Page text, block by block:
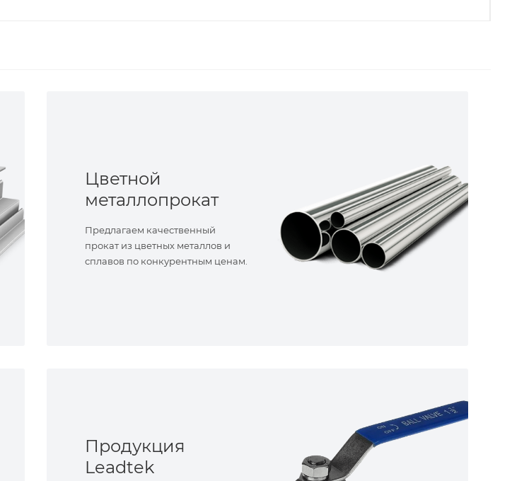
Цветной
металлопрокат
Предлагаем качественный
прокат из цветных металлов и
сплавов по конкурентным ценам.
Продукция
Leadtek